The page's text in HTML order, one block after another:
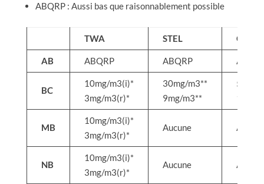
ABQRP : Aussi bas que raisonnablement possible
TWA STEL C
AB ABQRP ABQRP
BC
10mg/m3(i)*
3mg/m3(r)*
30mg/m3**
9mg/m3**
50mg/
15mg/
MB
10mg/m3(i)*
3mg/m3(r)*
Aucune
NB
10mg/m3(i)*
3mg/m3(r)*
Aucune